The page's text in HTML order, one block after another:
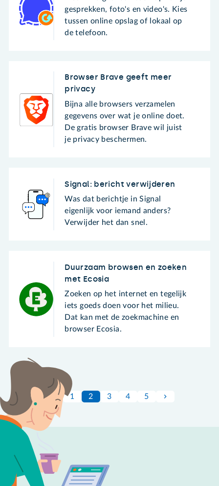
gesprekken, foto's en video's. Kies
tussen online opslag of lokaal op
de telefoon.
Browser Brave geeft meer
privacy
Bijna alle browsers verzamelen
gegevens over wat je online doet.
De gratis browser Brave wil juist
je privacy beschermen.
Signal: bericht verwijderen
Was dat berichtje in Signal
eigenlijk voor iemand anders?
Verwijder het dan snel.
Duurzaam browsen en zoeken
met Ecosia
Zoeken op het internet en tegelijk
iets goeds doen voor het milieu.
Dat kan met de zoekmachine en
browser Ecosia.
1 2 3 4 5